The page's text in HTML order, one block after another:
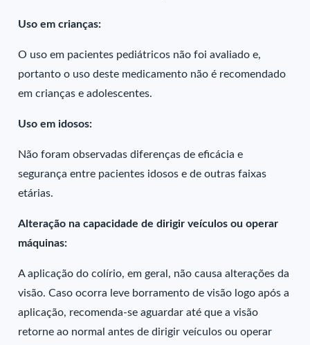
Uso em crianças:
O uso em pacientes pediátricos não foi avaliado e,
portanto o uso deste medicamento não é recomendado
em crianças e adolescentes.
Uso em idosos:
Não foram observadas diferenças de eficácia e
segurança entre pacientes idosos e de outras faixas
etárias.
Alteração na capacidade de dirigir veículos ou operar
máquinas:
A aplicação do colírio, em geral, não causa alterações da
visão. Caso ocorra leve borramento de visão logo após a
aplicação, recomenda-se aguardar até que a visão
retorne ao normal antes de dirigir veículos ou operar